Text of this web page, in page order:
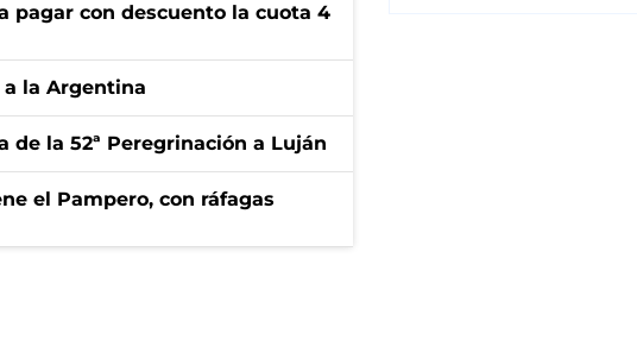
pagar con descuento la cuota 4
la Argentina
de la 52ª Peregrinación a Luján
el Pampero, con ráfagas